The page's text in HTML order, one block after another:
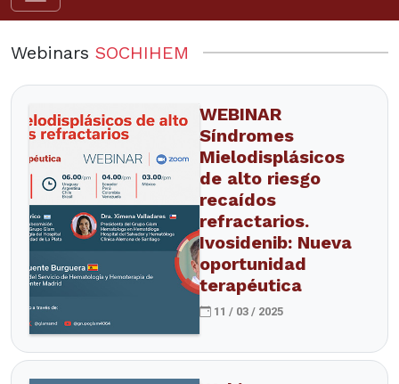
Webinars SOCHIHEM
WEBINAR
Síndromes
Mielodisplásicos
de alto riesgo
recaídos
refractarios.
Ivosidenib: Nueva
oportunidad
terapéutica
11 / 03 / 2025